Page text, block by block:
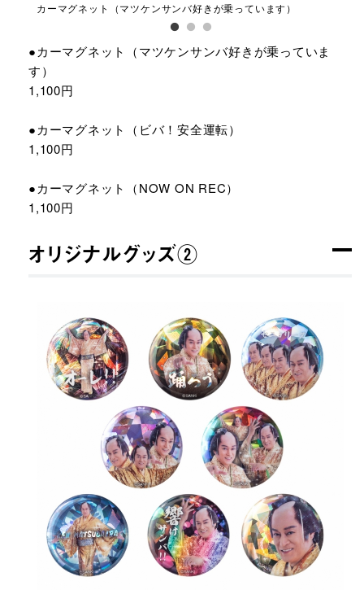
カーマグネット（マツケンサンバ好きが乗っています）
●カーマグネット（マツケンサンバ好きが乗っていま
す）
1,100円
●カーマグネット（ビバ！安全運転）
1,100円
●カーマグネット（NOW ON REC）
1,100円
オリジナルグッズ②